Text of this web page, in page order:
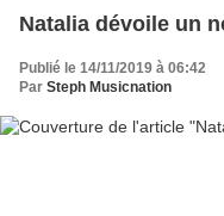
Natalia dévoile un
Publié le 14/11/2019 à 06:42
Par Steph Musicnation